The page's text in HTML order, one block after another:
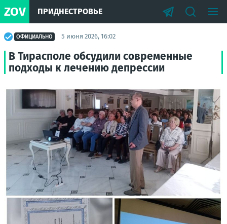
ZOV ПРИДНЕСТРОВЬЕ
ОФИЦИАЛЬНО 5 июня 2026, 16:02
В Тирасполе обсудили современные
подходы к лечению депрессии